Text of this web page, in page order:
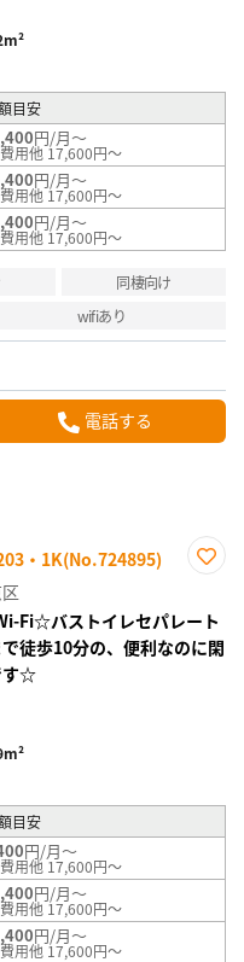
目安
円/月～
用他 17,600円～
円/月～
用他 17,600円～
円/月～
用他 17,600円～
同棲向け
wifiあり
電話する
・1K(No.724895)
り登
Fi☆バストイレセパレート
徒歩10分の、便利なのに閑
す☆
目安
円/月～
用他 17,600円～
円/月～
用他 17,600円～
円/月～
用他 17,600円～